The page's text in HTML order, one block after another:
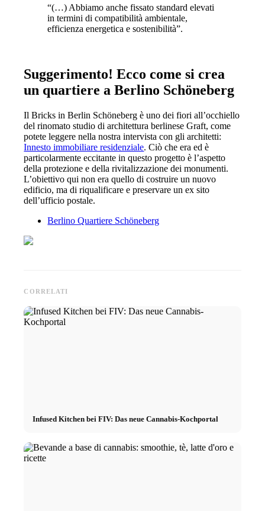
“(…) Abbiamo anche fissato standard elevati
in termini di compatibilità ambientale,
efficienza energetica e sostenibilità”.
Suggerimento! Ecco come si crea
un quartiere a Berlino Schöneberg
Il Bricks in Berlin Schöneberg è uno dei fiori all’occhiello
del rinomato studio di architettura berlinese Graft, come
potete leggere nella nostra intervista con gli architetti:
Innesto immobiliare residenziale. Ciò che era ed è
particolarmente eccitante in questo progetto è l’aspetto
della protezione e della rivitalizzazione dei monumenti.
L’obiettivo qui non era quello di costruire un nuovo
edificio, ma di riqualificare e preservare un ex sito
dell’ufficio postale.
Berlino Quartiere Schöneberg
CORRELATI
Infused Kitchen bei FIV: Das neue Cannabis-Kochportal